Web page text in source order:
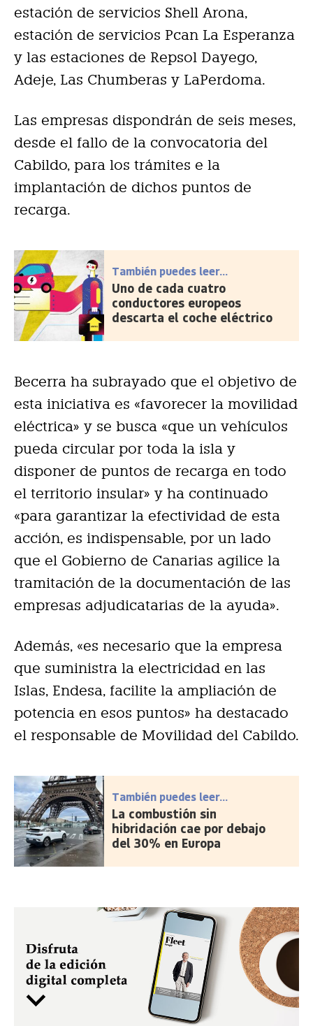
estación de servicios Shell Arona,
estación de servicios Pcan La Esperanza
y las estaciones de Repsol Dayego,
Adeje, Las Chumberas y LaPerdoma.
Las empresas dispondrán de seis meses,
desde el fallo de la convocatoria del
Cabildo, para los trámites e la
implantación de dichos puntos de
recarga.
También puedes leer...
Uno de cada cuatro
conductores europeos
descarta el coche eléctrico
Becerra ha subrayado que el objetivo de
esta iniciativa es «favorecer la movilidad
eléctrica» y se busca «que un vehículos
pueda circular por toda la isla y
disponer de puntos de recarga en todo
el territorio insular» y ha continuado
«para garantizar la efectividad de esta
acción, es indispensable, por un lado
que el Gobierno de Canarias agilice la
tramitación de la documentación de las
empresas adjudicatarias de la ayuda».
Además, «es necesario que la empresa
que suministra la electricidad en las
Islas, Endesa, facilite la ampliación de
potencia en esos puntos» ha destacado
el responsable de Movilidad del Cabildo.
También puedes leer...
La combustión sin
hibridación cae por debajo
del 30% en Europa